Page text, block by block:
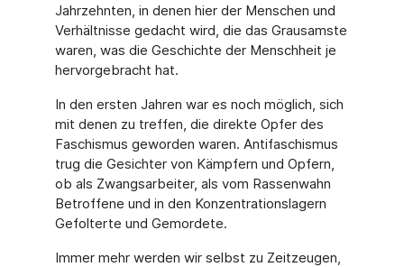
Jahrzehnten, in denen hier der Menschen und
Verhältnisse gedacht wird, die das Grausamste
waren, was die Geschichte der Menschheit je
hervorgebracht hat.
In den ersten Jahren war es noch möglich, sich
mit denen zu treffen, die direkte Opfer des
Faschismus geworden waren. Antifaschismus
trug die Gesichter von Kämpfern und Opfern,
ob als Zwangsarbeiter, als vom Rassenwahn
Betroffene und in den Konzentrationslagern
Gefolterte und Gemordete.
Immer mehr werden wir selbst zu Zeitzeugen,